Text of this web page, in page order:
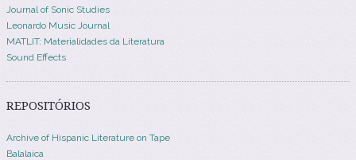
Journal of Sonic Studies
Leonardo Music Journal
MATLIT: Materialidades da Literatura
Sound Effects
REPOSITÓRIOS
Archive of Hispanic Literature on Tape
Balalaica